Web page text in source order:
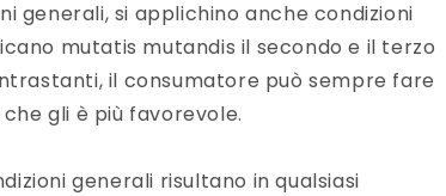
generali, si applichino anche condizioni
mutatis mutandis il secondo e il terzo
il consumatore può sempre fare
gli è più favorevole.
generali risultano in qualsiasi